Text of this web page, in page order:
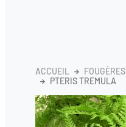
ACCUEIL FOUGÈRES
PTERIS TREMULA